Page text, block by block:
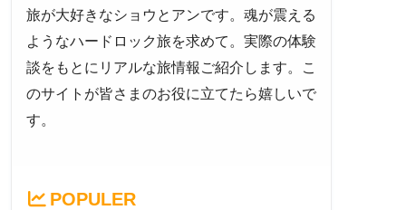
旅が大好きなショウとアンです。魂が震える
ようなハードロック旅を求めて。実際の体験
談をもとにリアルな旅情報ご紹介します。こ
のサイトが皆さまのお役に立てたら嬉しいで
す。
POPULER